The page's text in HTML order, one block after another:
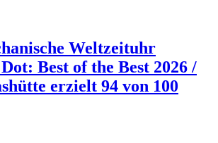
Weltzeituhr
Best of the Best 2026 /
erzielt 94 von 100